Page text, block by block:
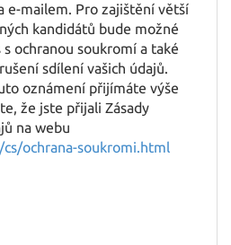
e-mailem. Pro zajištění větší
kandidátů bude možné
ochranou soukromí a také
sdílení vašich údajů.
oznámení přijímáte výše
že jste přijali Zásady
na webu
ochrana-soukromi.html